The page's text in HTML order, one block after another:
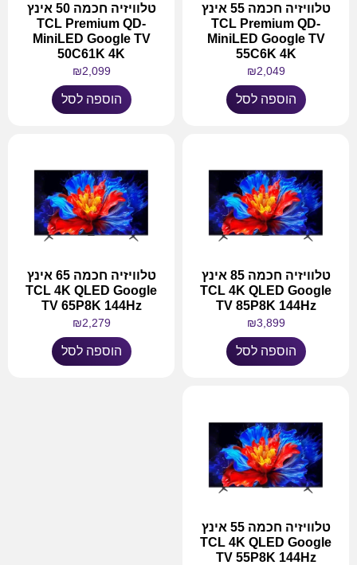
טלוויזיה חכמה 55 אינץ
TCL Premium QD-
MiniLED Google TV
55C6K 4K
₪2,049
הוספה לסל
טלוויזיה חכמה 50 אינץ
TCL Premium QD-
MiniLED Google TV
50C61K 4K
₪2,099
הוספה לסל
טלוויזיה חכמה 85 אינץ
TCL 4K QLED Google
TV 85P8K 144Hz
₪3,899
הוספה לסל
טלוויזיה חכמה 65 אינץ
TCL 4K QLED Google
TV 65P8K 144Hz
₪2,279
הוספה לסל
טלוויזיה חכמה 55 אינץ
TCL 4K QLED Google
TV 55P8K 144Hz